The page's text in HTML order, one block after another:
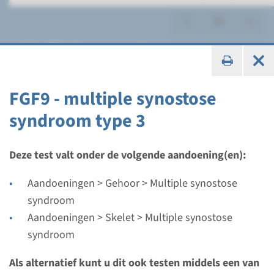
FGF9 - multiple synostose
syndroom type 3
Deze test valt onder de volgende aandoening(en):
Aandoeningen > Gehoor > Multiple synostose
syndroom
Aandoeningen > Skelet > Multiple synostose
syndroom
Als alternatief kunt u dit ook testen middels een van
Multiple synostose
Gen
FGF9 - multiple synostose
syndroom type 3
Doorlooptijd
Volledige analyse: 8 weken / Gerichte analyse: 4
weken